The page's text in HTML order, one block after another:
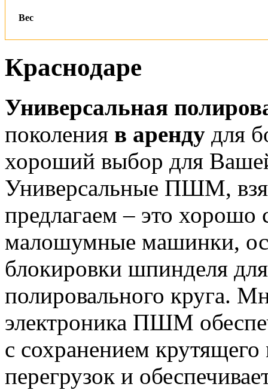
Вес
Краснодаре
Универсальная
поколения в аренду для
хороший выбор для
Универсальные ПШМ,
предлагаем – это хорошо
малошумные машинки,
блокировки шпинделя
полировального круга.
электроника ПШМ
с сохранением
перегрузок и